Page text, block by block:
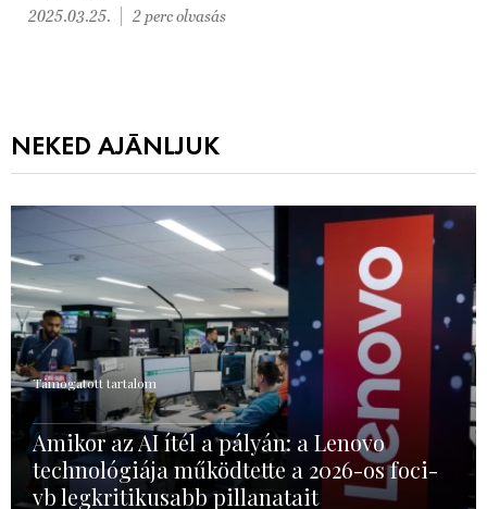
2025.03.25. 2 perc olvasás
NEKED AJÁNLJUK
Támogatott tartalom
Amikor az AI ítél a pályán: a Lenovo
technológiája működtette a 2026-os foci-
vb legkritikusabb pillanatait